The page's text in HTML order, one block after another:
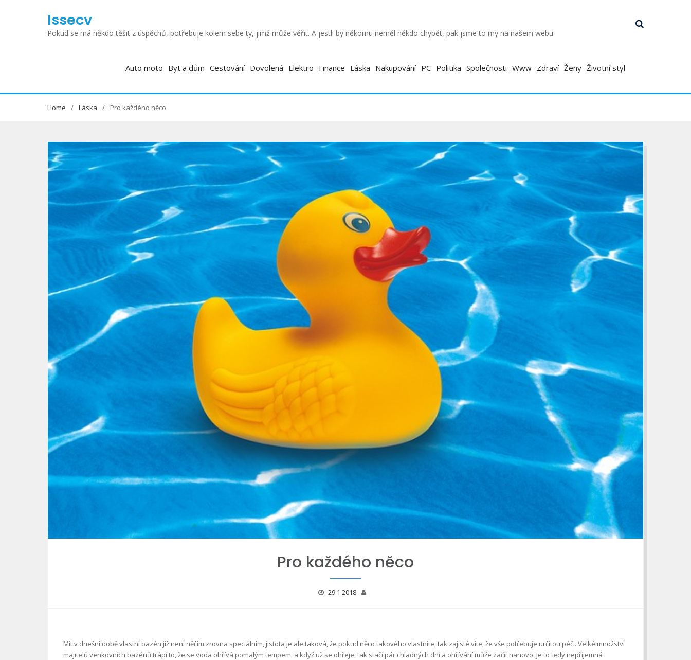
Issecv
Pokud se má někdo těšit z úspěchů, potřebuje kolem sebe ty, jimž může věřit. A jestli by někomu neměl někdo chybět, pak jsme to my na našem webu.
Auto moto Byt a dům Cestování Dovolená Elektro Finance Láska Nakupování PC Politika Společnosti Www Zdraví Ženy Životní styl
Home Láska Pro každého něco
Pro každého něco
29.1.2018
Mít v dnešní době vlastní bazén již není něčím zrovna speciálním, jistota je ale taková, že pokud něco takového vlastníte, tak zajisté víte, že vše potřebuje určitou péči. Velké množství
majitelů venkovních bazénů trápí to, že se voda ohřívá pomalým tempem, a když už se ohřeje, tak stačí pár chladných dní a ohřívání může začít nanovo. Je to tedy nepříjemná